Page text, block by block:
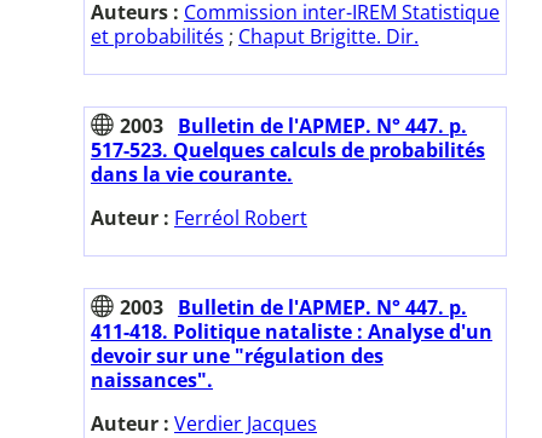
Auteurs : Commission inter-IREM Statistique
et probabilités ; Chaput Brigitte. Dir.
2003 Bulletin de l'APMEP. N° 447. p.
517-523. Quelques calculs de probabilités
dans la vie courante.
Auteur : Ferréol Robert
2003 Bulletin de l'APMEP. N° 447. p.
411-418. Politique nataliste : Analyse d'un
devoir sur une "régulation des
naissances".
Auteur : Verdier Jacques